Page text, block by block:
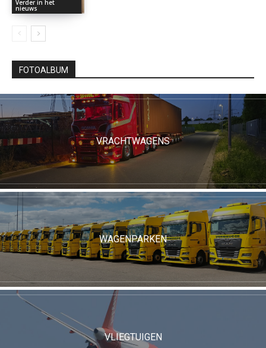
Verder in het
nieuws
FOTOALBUM
VRACHTWAGENS
WAGENPARKEN
VLIEGTUIGEN